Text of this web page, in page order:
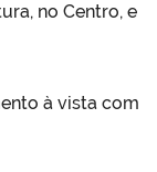
no Centro, e
à vista com